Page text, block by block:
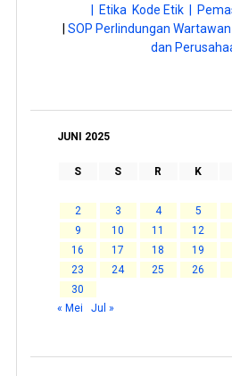
| Etika Kode Etik |
SOP Perlindungan Wartawan
dan
JUNI 2025
S S R K
2
3 4 5
9
10 11 12
16
17 18 19
23
24 25 26
30
« Mei
Jul »